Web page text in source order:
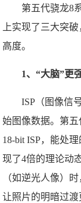
第五代骁龙8
上实现了三大突
高度。
1、“大脑”更
ISP（图像信
始图像数据。第五
18-bit ISP，能处
现了4倍的理论动
（如逆光人像）
让照片的明暗过渡